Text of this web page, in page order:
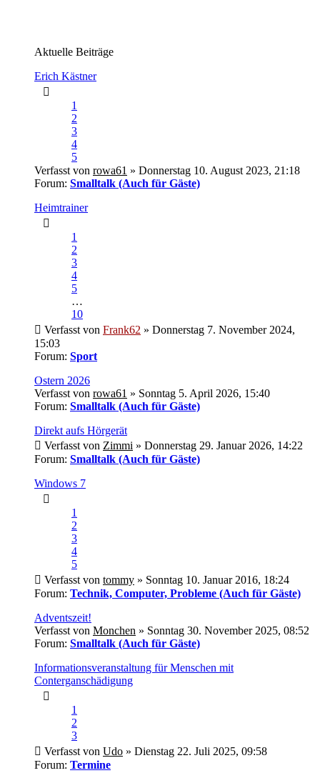
Aktuelle Beiträge
Erich Kästner
1
2
3
4
5
Verfasst von rowa61 » Donnerstag 10. August 2023, 21:18
Forum: Smalltalk (Auch für Gäste)
Heimtrainer
1
2
3
4
5
…
10
Verfasst von Frank62 » Donnerstag 7. November 2024,
15:03
Forum: Sport
Ostern 2026
Verfasst von rowa61 » Sonntag 5. April 2026, 15:40
Forum: Smalltalk (Auch für Gäste)
Direkt aufs Hörgerät
Verfasst von Zimmi » Donnerstag 29. Januar 2026, 14:22
Forum: Smalltalk (Auch für Gäste)
Windows 7
1
2
3
4
5
Verfasst von tommy » Sonntag 10. Januar 2016, 18:24
Forum: Technik, Computer, Probleme (Auch für Gäste)
Adventszeit!
Verfasst von Monchen » Sonntag 30. November 2025, 08:52
Forum: Smalltalk (Auch für Gäste)
Informationsveranstaltung für Menschen mit
Conterganschädigung
1
2
3
Verfasst von Udo » Dienstag 22. Juli 2025, 09:58
Forum: Termine